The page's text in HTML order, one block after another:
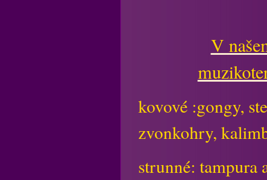
V
kovové :gongy,
zvonkohry,
strunné: tampura